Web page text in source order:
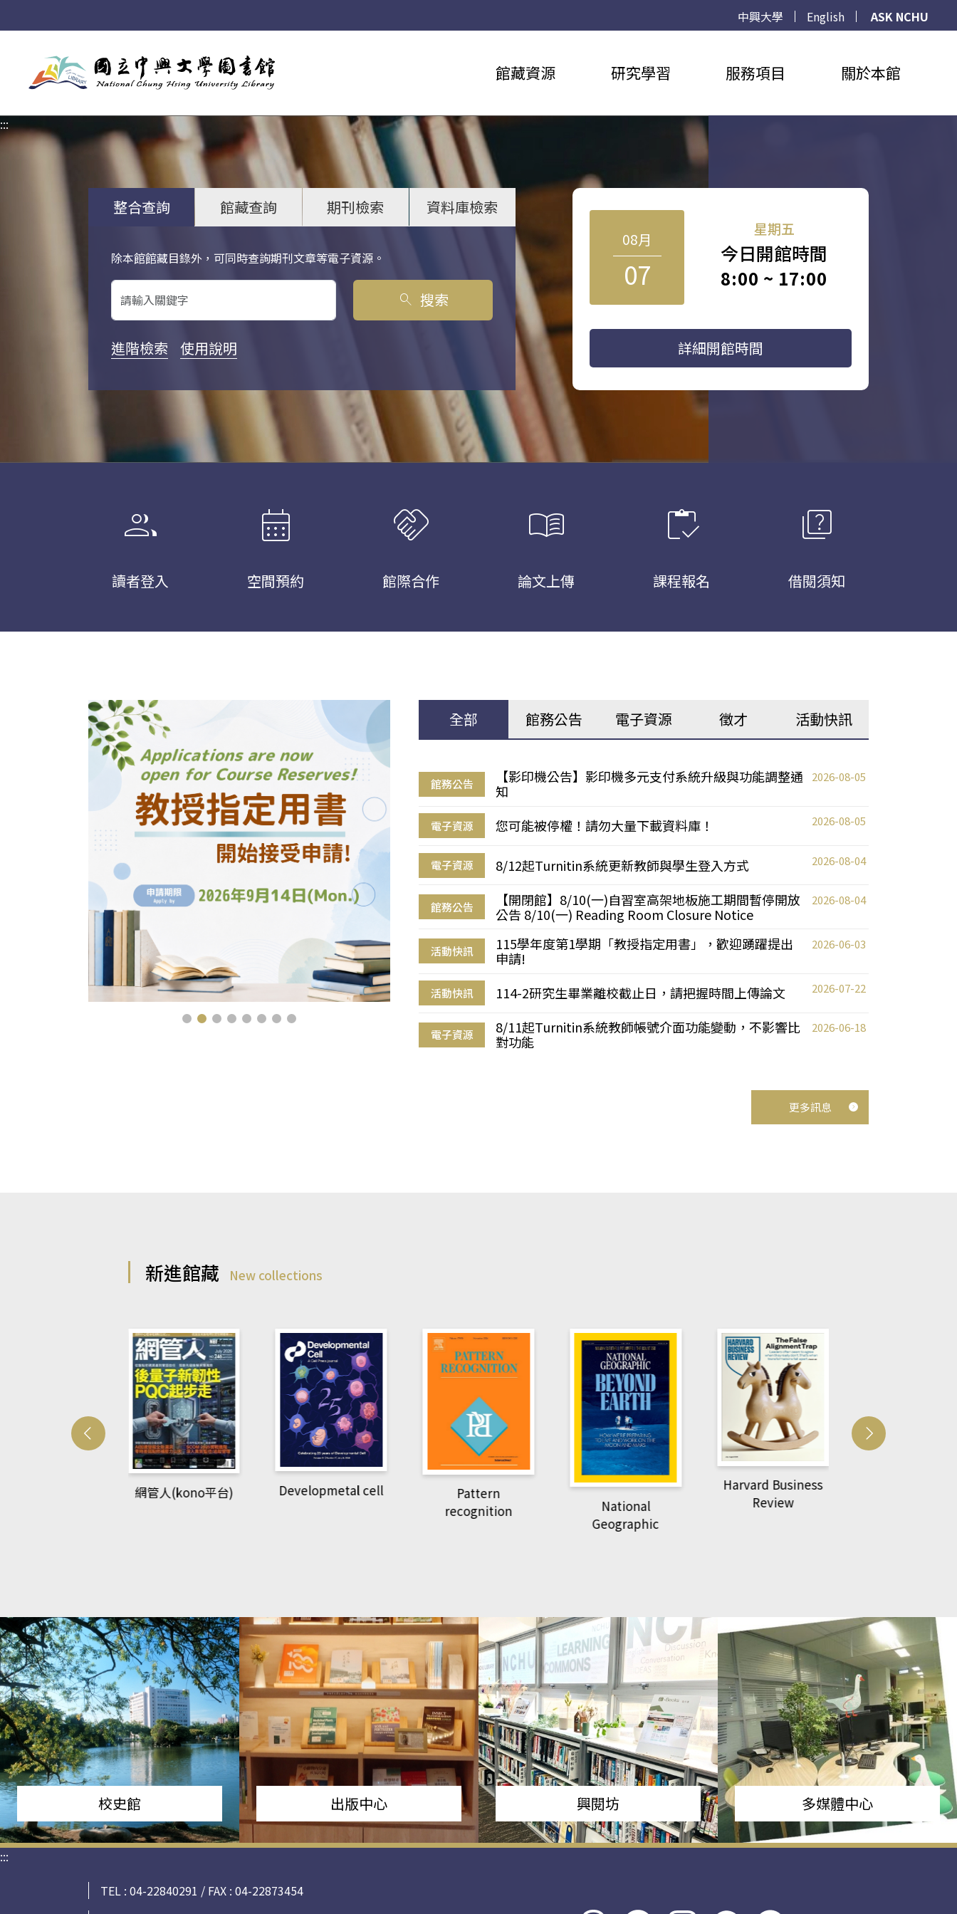
中興大學 English
ASK NCHU
館藏資源 研究學習 服務項目 關於本館
:::
整合查詢 館藏查詢 期刊檢索 資料庫檢索
除本館館藏目錄外，可同時查詢期刊文章等電子資源。
關鍵字搜尋
search 搜索
進階檢索 使用說明
08月
07
星期五
今日開館時間
8:00 ~ 17:00
詳細開館時間
group
讀者登入
calendar_month
空間預約
handshake
館際合作
menu_book
論文上傳
inventory
課程報名
quiz
借閱須知
全部 館務公告 電子資源 徵才 活動快訊
館務公告
【影印機公告】影印機多元支付系統升級與功能調整通
知
2026-08-05
電子資源 您可能被停權！請勿大量下載資料庫！ 2026-08-05
電子資源 8/12起Turnitin系統更新教師與學生登入方式 2026-08-04
館務公告
【開閉館】8/10(一)自習室高架地板施工期間暫停開放
公告 8/10(一) Reading Room Closure Notice
2026-08-04
活動快訊
115學年度第1學期「教授指定用書」，歡迎踴躍提出
申請!
2026-06-03
活動快訊 114-2研究生畢業離校截止日，請把握時間上傳論文 2026-07-22
電子資源
8/11起Turnitin系統教師帳號介面功能變動，不影響比
對功能
2026-06-18
更多訊息
新進館藏 New collections
網管人(kono平台) Developmetal cell
Pattern
recognition
National
Geographic
Harvard Business
Review
校史館 出版中心 興閱坊 多媒體中心
:::
TEL : 04-22840291 / FAX : 04-22873454